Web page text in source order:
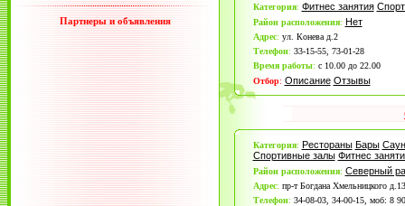
Партнеры и объявления
Категория: Фитнес занятия
Район расположения: Нет
Адрес: ул. Конева д.2
Телефон: 33-15-55, 73-01-28
Время работы: с 10.00 до 22.00
Отбор: Описание Отзывы
Категория: Рестораны Бары
Спортивные залы Фитнес
Район расположения: Северный
Адрес: пр-т Богдана Хмельницкого
Телефон: 34-08-03, 34-00-15, моб: 8